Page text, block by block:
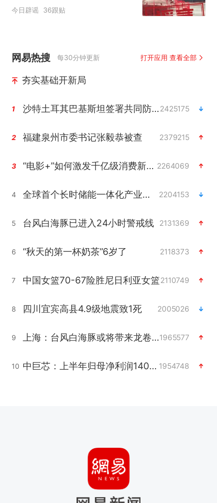
今日辟谣 36跟贴
网易热搜 每30分钟更新 打开应用 查看全部
夯实基础开新局
1 沙特土耳其巴基斯坦签署共同防务协议2425175
2 福建泉州市委书记张毅恭被查 2379215
3 “电影+”如何激发千亿级消费新活力？ 2264069
4 全球首个长时储能一体化产业园量产 2204153
5 台风白海豚已进入24小时警戒线 2131369
6 “秋天的第一杯奶茶”6岁了 2118373
7 中国女篮70-67险胜尼日利亚女篮2110749
8 四川宜宾高县4.9级地震致1死 2005026
9 上海：台风白海豚或将带来龙卷风1965577
10 中巨芯：上半年归母净利润1405.77万元 1954748